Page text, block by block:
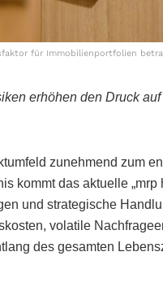
für Immobilienportfolien
erhöhen den Druck
zunehmend zum
kommt das aktuelle „mrp
und strategische
volatile
des gesamten